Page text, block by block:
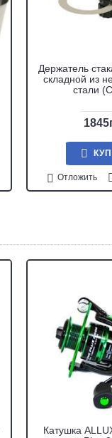
Держатель
складной из
стали
Отложить
Катушка